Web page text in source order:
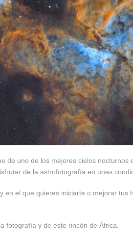
de uno de los mejores cielos nocturnos
de la astrofotografía en unas
en el que quieres iniciarte o mejorar tus
fotografía y de este rincón de África.